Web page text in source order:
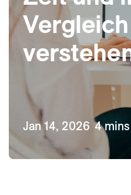
Jan 14, 2026 4